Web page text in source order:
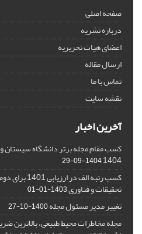
صفحه اصلی
درباره نشریه
اعضای هیات تحریریه
ارسال مقاله
تماس با ما
نقشه سایت
آخرین اخبار
کسب مقام مجله برتر دانشگاه
1404
1404-09-29
کسب رتبه الف
تحقیقات و فناوری1403-01-01
تغییر مدیر مسئول مجله1400-10-27